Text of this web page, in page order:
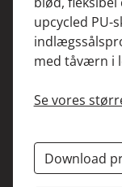
upcycled PU-
med tåværn i
Se vores
Download